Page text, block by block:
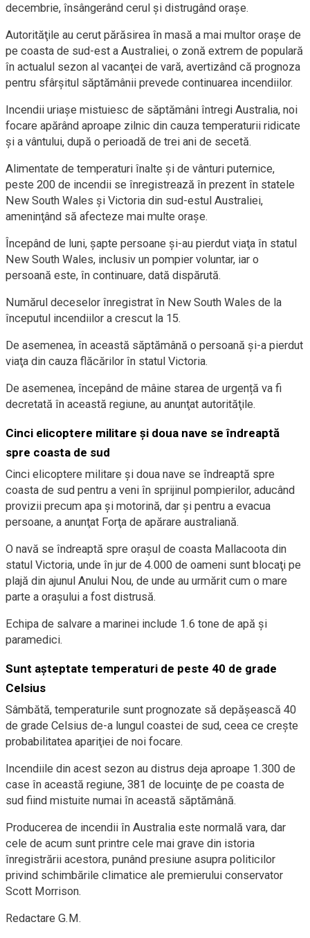
decembrie, însângerând cerul şi distrugând oraşe.
Autorităţile au cerut părăsirea în masă a mai multor oraşe de
pe coasta de sud-est a Australiei, o zonă extrem de populară
în actualul sezon al vacanţei de vară, avertizând că prognoza
pentru sfârşitul săptămânii prevede continuarea incendiilor.
Incendii uriaşe mistuiesc de săptămâni întregi Australia, noi
focare apărând aproape zilnic din cauza temperaturii ridicate
şi a vântului, după o perioadă de trei ani de secetă.
Alimentate de temperaturi înalte şi de vânturi puternice,
peste 200 de incendii se înregistrează în prezent în statele
New South Wales şi Victoria din sud-estul Australiei,
ameninţând să afecteze mai multe oraşe.
Începând de luni, şapte persoane şi-au pierdut viaţa în statul
New South Wales, inclusiv un pompier voluntar, iar o
persoană este, în continuare, dată dispărută.
Numărul deceselor înregistrat în New South Wales de la
începutul incendiilor a crescut la 15.
De asemenea, în această săptămână o persoană şi-a pierdut
viaţa din cauza flăcărilor în statul Victoria.
De asemenea, începând de mâine starea de urgență va fi
decretată în această regiune, au anunţat autorităţile.
Cinci elicoptere militare şi doua nave se îndreaptă
spre coasta de sud
Cinci elicoptere militare şi doua nave se îndreaptă spre
coasta de sud pentru a veni în sprijinul pompierilor, aducând
provizii precum apa şi motorină, dar şi pentru a evacua
persoane, a anunţat Forţa de apărare australiană.
O navă se îndreaptă spre oraşul de coasta Mallacoota din
statul Victoria, unde în jur de 4.000 de oameni sunt blocaţi pe
plajă din ajunul Anului Nou, de unde au urmărit cum o mare
parte a oraşului a fost distrusă.
Echipa de salvare a marinei include 1.6 tone de apă şi
paramedici.
Sunt aşteptate temperaturi de peste 40 de grade
Celsius
Sâmbătă, temperaturile sunt prognozate să depăşească 40
de grade Celsius de-a lungul coastei de sud, ceea ce creşte
probabilitatea apariţiei de noi focare.
Incendiile din acest sezon au distrus deja aproape 1.300 de
case în această regiune, 381 de locuinţe de pe coasta de
sud fiind mistuite numai în această săptămână.
Producerea de incendii în Australia este normală vara, dar
cele de acum sunt printre cele mai grave din istoria
înregistrării acestora, punând presiune asupra politicilor
privind schimbările climatice ale premierului conservator
Scott Morrison.
Redactare G.M.